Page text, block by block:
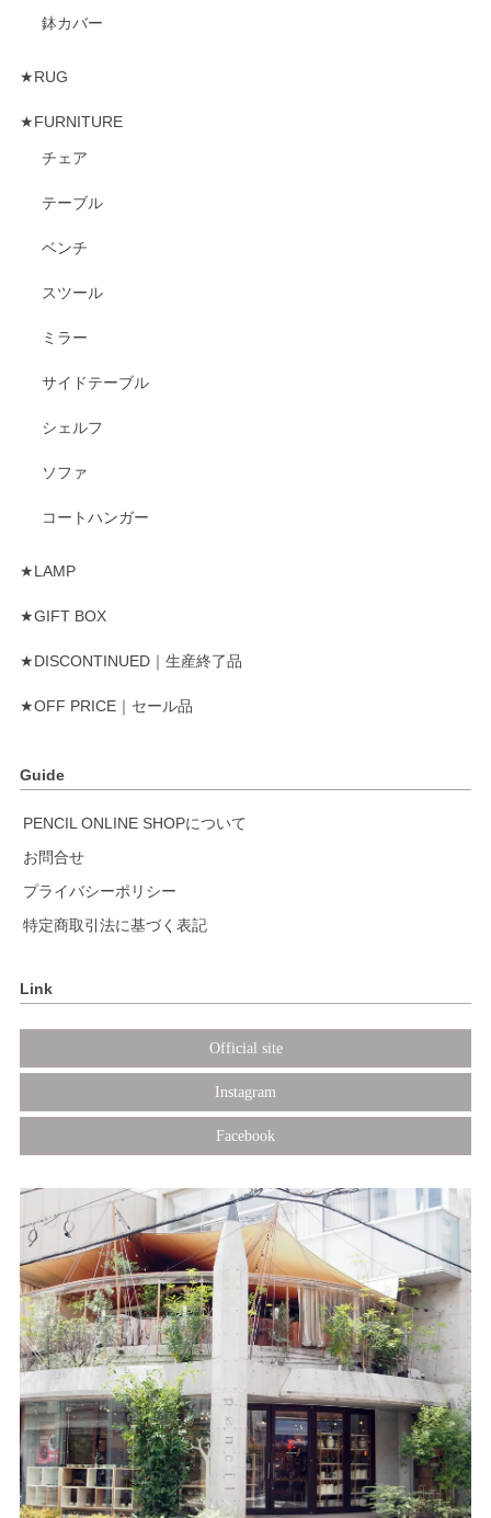
鉢カバー
★RUG
★FURNITURE
チェア
テーブル
ベンチ
スツール
ミラー
サイドテーブル
シェルフ
ソファ
コートハンガー
★LAMP
★GIFT BOX
★DISCONTINUED｜生産終了品
★OFF PRICE｜セール品
Guide
PENCIL ONLINE SHOPについて
お問合せ
プライバシーポリシー
特定商取引法に基づく表記
Link
Official site
Instagram
Facebook